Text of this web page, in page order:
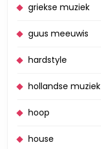
griekse muziek
guus meeuwis
hardstyle
hollandse muziek
hoop
house